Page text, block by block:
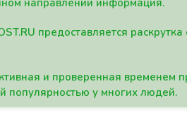
направлении информация.
предоставляется
и проверенная временем
популярностью у многих людей.